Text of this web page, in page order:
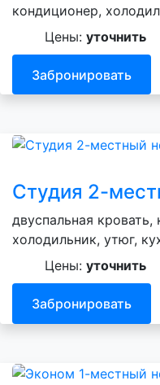
кондиционер,
Цены: уточнить
Забронировать
Студия 2-
двуспальная
холодильник, утюг,
Цены: уточнить
Забронировать